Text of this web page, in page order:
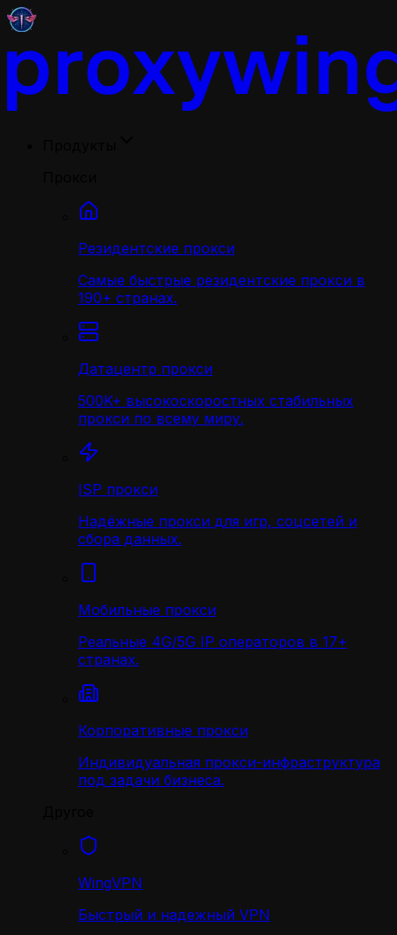
Резидентские прокси
Самые быстрые резидентские прокси в
190+ странах.
Датацентр прокси
500K+ высокоскоростных стабильных
прокси по всему миру.
ISP прокси
Надёжные прокси для игр, соцсетей и
сбора данных.
Мобильные прокси
Реальные 4G/5G IP операторов в 17+
странах.
Корпоративные прокси
Индивидуальная прокси-инфраструктура
под задачи бизнеса.
WingVPN
Быстрый и надежный VPN